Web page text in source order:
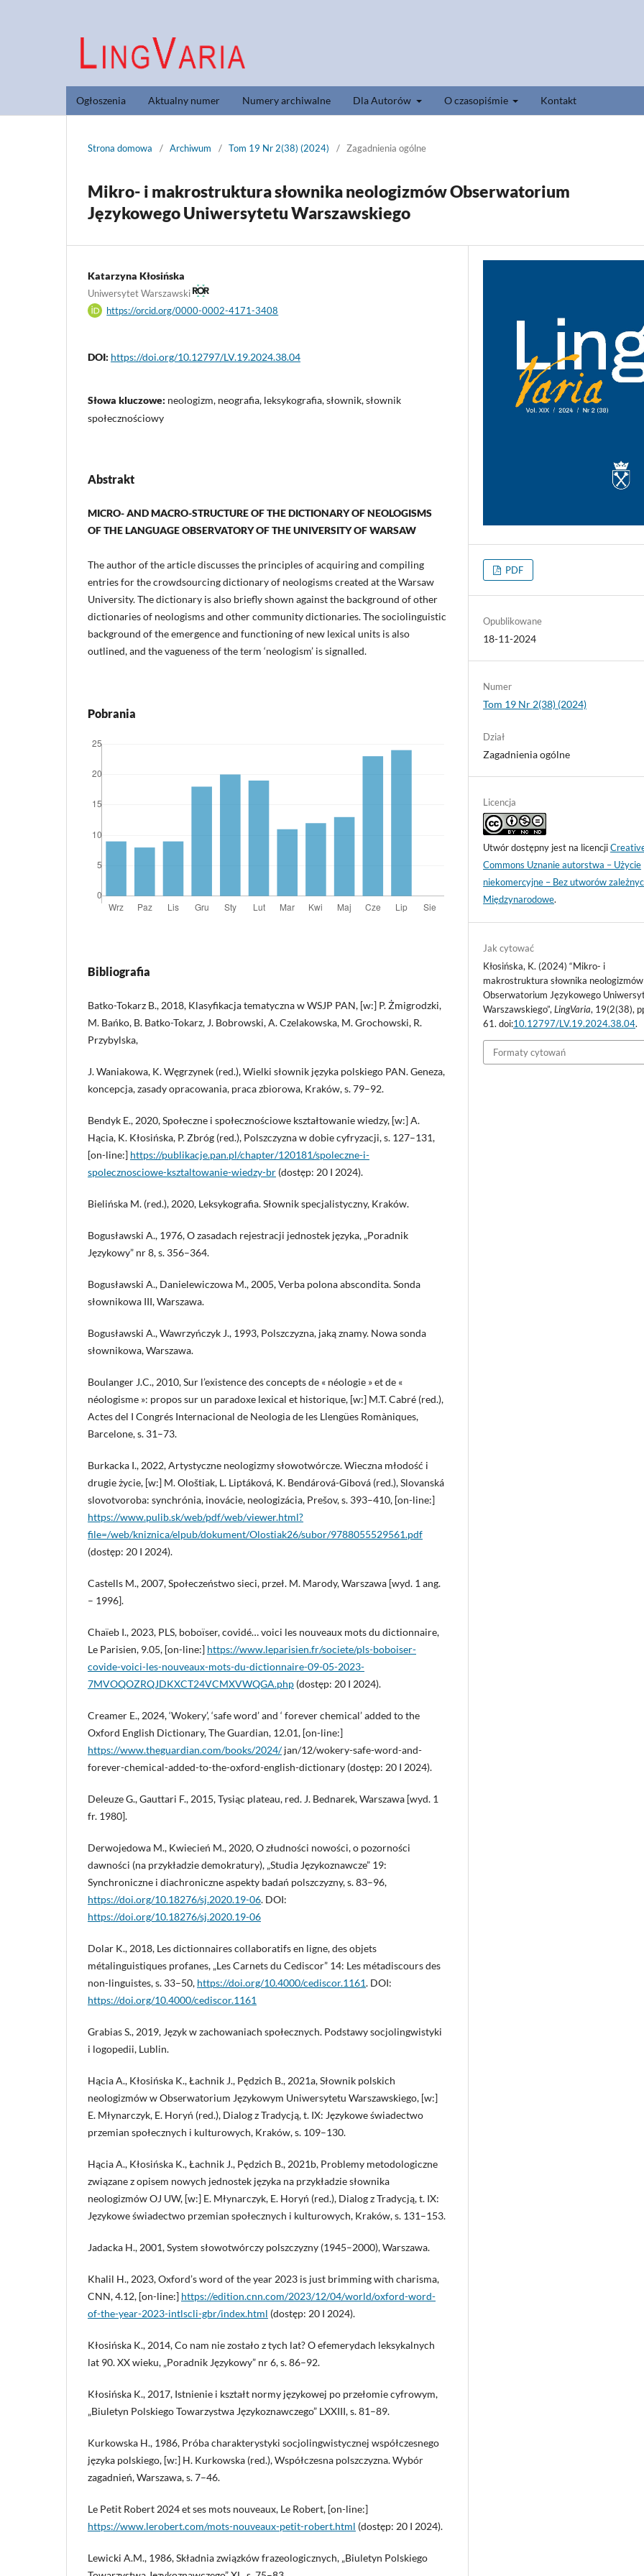
Ogłoszenia Aktualny numer Numery archiwalne Dla Autorów O czasopiśmie Kontakt
Strona domowa / Archiwum / Tom 19 Nr 2(38) (2024) / Zagadnienia ogólne
Mikro- i makrostruktura słownika neologizmów Obserwatorium
Językowego Uniwersytetu Warszawskiego
Katarzyna Kłosińska
Uniwersytet Warszawski
https://orcid.org/0000-0002-4171-3408
DOI: https://doi.org/10.12797/LV.19.2024.38.04
Słowa kluczowe: neologizm, neografia, leksykografia, słownik, słownik
społecznościowy
Abstrakt
MICRO- AND MACRO-STRUCTURE OF THE DICTIONARY OF NEOLOGISMS
OF THE LANGUAGE OBSERVATORY OF THE UNIVERSITY OF WARSAW
The author of the article discusses the principles of acquiring and compiling
entries for the crowdsourcing dictionary of neologisms created at the Warsaw
University. The dictionary is also briefly shown against the background of other
dictionaries of neologisms and other community dictionaries. The sociolinguistic
background of the emergence and functioning of new lexical units is also
outlined, and the vagueness of the term ‘neologism’ is signalled.
Pobrania
Bibliografia
Batko-Tokarz B., 2018, Klasyfikacja tematyczna w WSJP PAN, [w:] P. Żmigrodzki,
M. Bańko, B. Batko-Tokarz, J. Bobrowski, A. Czelakowska, M. Grochowski, R.
Przybylska,
J. Waniakowa, K. Węgrzynek (red.), Wielki słownik języka polskiego PAN. Geneza,
koncepcja, zasady opracowania, praca zbiorowa, Kraków, s. 79–92.
Bendyk E., 2020, Społeczne i społecznościowe kształtowanie wiedzy, [w:] A.
Hącia, K. Kłosińska, P. Zbróg (red.), Polszczyzna w dobie cyfryzacji, s. 127–131,
[on-line:] https://publikacje.pan.pl/chapter/120181/spoleczne-i-
spolecznosciowe-ksztaltowanie-wiedzy-br (dostęp: 20 I 2024).
Bielińska M. (red.), 2020, Leksykografia. Słownik specjalistyczny, Kraków.
Bogusławski A., 1976, O zasadach rejestracji jednostek języka, „Poradnik
Językowy” nr 8, s. 356–364.
Bogusławski A., Danielewiczowa M., 2005, Verba polona abscondita. Sonda
słownikowa III, Warszawa.
Bogusławski A., Wawrzyńczyk J., 1993, Polszczyzna, jaką znamy. Nowa sonda
słownikowa, Warszawa.
Boulanger J.C., 2010, Sur l’existence des concepts de « néologie » et de «
néologisme »: propos sur un paradoxe lexical et historique, [w:] M.T. Cabré (red.),
Actes del I Congrés Internacional de Neologia de les Llengües Romàniques,
Barcelone, s. 31–73.
Burkacka I., 2022, Artystyczne neologizmy słowotwórcze. Wieczna młodość i
drugie życie, [w:] M. Ološtiak, L. Liptáková, K. Bendárová-Gibová (red.), Slovanská
slovotvoroba: synchrónia, inovácie, neologizácia, Prešov, s. 393–410, [on-line:]
https://www.pulib.sk/web/pdf/web/viewer.html?
file=/web/kniznica/elpub/dokument/Olostiak26/subor/9788055529561.pdf
(dostęp: 20 I 2024).
Castells M., 2007, Społeczeństwo sieci, przeł. M. Marody, Warszawa [wyd. 1 ang.
– 1996].
Chaïeb I., 2023, PLS, boboïser, covidé… voici les nouveaux mots du dictionnaire,
Le Parisien, 9.05, [on-line:] https://www.leparisien.fr/societe/pls-boboiser-
covide-voici-les-nouveaux-mots-du-dictionnaire-09-05-2023-
7MVOQOZRQJDKXCT24VCMXVWQGA.php (dostęp: 20 I 2024).
Creamer E., 2024, ‘Wokery’, ‘safe word’ and ‘ forever chemical’ added to the
Oxford English Dictionary, The Guardian, 12.01, [on-line:]
https://www.theguardian.com/books/2024/jan/12/wokery-safe-word-and-
forever-chemical-added-to-the-oxford-english-dictionary (dostęp: 20 I 2024).
Deleuze G., Gauttari F., 2015, Tysiąc plateau, red. J. Bednarek, Warszawa [wyd. 1
fr. 1980].
Derwojedowa M., Kwiecień M., 2020, O złudności nowości, o pozorności
dawności (na przykładzie demokratury), „Studia Językoznawcze” 19:
Synchroniczne i diachroniczne aspekty badań polszczyzny, s. 83–96,
https://doi.org/10.18276/sj.2020.19-06. DOI:
https://doi.org/10.18276/sj.2020.19-06
Dolar K., 2018, Les dictionnaires collaboratifs en ligne, des objets
métalinguistiques profanes, „Les Carnets du Cediscor” 14: Les métadiscours des
non-linguistes, s. 33–50, https://doi.org/10.4000/cediscor.1161. DOI:
https://doi.org/10.4000/cediscor.1161
Grabias S., 2019, Język w zachowaniach społecznych. Podstawy socjolingwistyki
i logopedii, Lublin.
Hącia A., Kłosińska K., Łachnik J., Pędzich B., 2021a, Słownik polskich
neologizmów w Obserwatorium Językowym Uniwersytetu Warszawskiego, [w:]
E. Młynarczyk, E. Horyń (red.), Dialog z Tradycją, t. IX: Językowe świadectwo
przemian społecznych i kulturowych, Kraków, s. 109–130.
Hącia A., Kłosińska K., Łachnik J., Pędzich B., 2021b, Problemy metodologiczne
związane z opisem nowych jednostek języka na przykładzie słownika
neologizmów OJ UW, [w:] E. Młynarczyk, E. Horyń (red.), Dialog z Tradycją, t. IX:
Językowe świadectwo przemian społecznych i kulturowych, Kraków, s. 131–153.
Jadacka H., 2001, System słowotwórczy polszczyzny (1945–2000), Warszawa.
Khalil H., 2023, Oxford’s word of the year 2023 is just brimming with charisma,
CNN, 4.12, [on-line:] https://edition.cnn.com/2023/12/04/world/oxford-word-
of-the-year-2023-intlscli-gbr/index.html (dostęp: 20 I 2024).
Kłosińska K., 2014, Co nam nie zostało z tych lat? O efemerydach leksykalnych
lat 90. XX wieku, „Poradnik Językowy” nr 6, s. 86–92.
Kłosińska K., 2017, Istnienie i kształt normy językowej po przełomie cyfrowym,
„Biuletyn Polskiego Towarzystwa Językoznawczego” LXXIII, s. 81–89.
Kurkowska H., 1986, Próba charakterystyki socjolingwistycznej współczesnego
języka polskiego, [w:] H. Kurkowska (red.), Współczesna polszczyzna. Wybór
zagadnień, Warszawa, s. 7–46.
Le Petit Robert 2024 et ses mots nouveaux, Le Robert, [on-line:]
https://www.lerobert.com/mots-nouveaux-petit-robert.html (dostęp: 20 I 2024).
Lewicki A.M., 1986, Składnia związków frazeologicznych, „Biuletyn Polskiego
PDF
Opublikowane
18-11-2024
Numer
Tom 19 Nr 2(38) (2024)
Dział
Zagadnienia ogólne
Licencja
Utwór dostępny jest na licencji
Commons Uznanie autorstwa – Użycie
niekomercyjne – Bez utworów
Międzynarodowe.
Jak cytować
Kłosińska, K. (2024) “Mikro- i
makrostruktura słownika neologizmów
Obserwatorium Językowego
Warszawskiego”,LingVaria, 19(2(38),
61. doi:10.12797/LV.19.2024.38.04.
Formaty cytowań